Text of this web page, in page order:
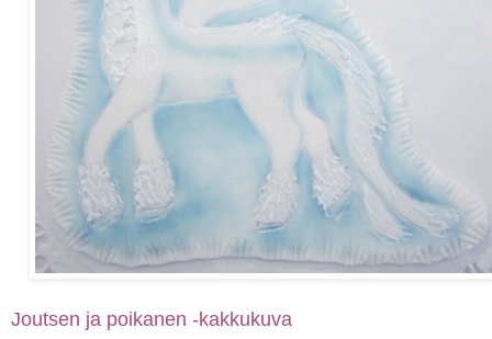
Joutsen ja poikanen -kakkukuva